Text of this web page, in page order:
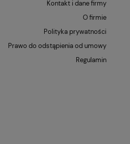
Kontakt i dane firmy
O firmie
Polityka prywatności
Prawo do odstąpienia od umowy
Regulamin